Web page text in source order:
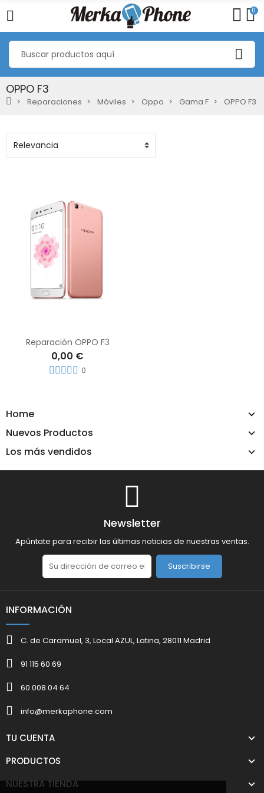
0
OPPO F3
Reparaciones Móviles Oppo Gama F OPPO F3
Home
Nuevos Productos
Los más vendidos
Reparación OPPO F3
0,00 €
0
Newsletter
Apúntate para recibir las últimas noticias de nuestras ventas.
Suscribirse
INFORMACIÓN
C. de Caramuel, 3, Local AZUL, Latina, 28011 Madrid
91 115 60 69
60 008 04 64
info@merkaphone.com
TU CUENTA
PRODUCTOS
NUESTRA TIENDA